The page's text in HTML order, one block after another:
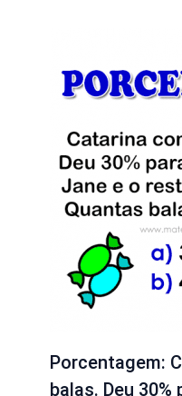
Porcentagem:
balas. Deu 30%